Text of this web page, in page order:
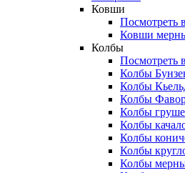
Ковши
Посмотреть
Ковши
Колбы
Посмотреть
Колбы
Колбы
Колбы
Колбы
Колбы
Колбы
Колбы
Колбы